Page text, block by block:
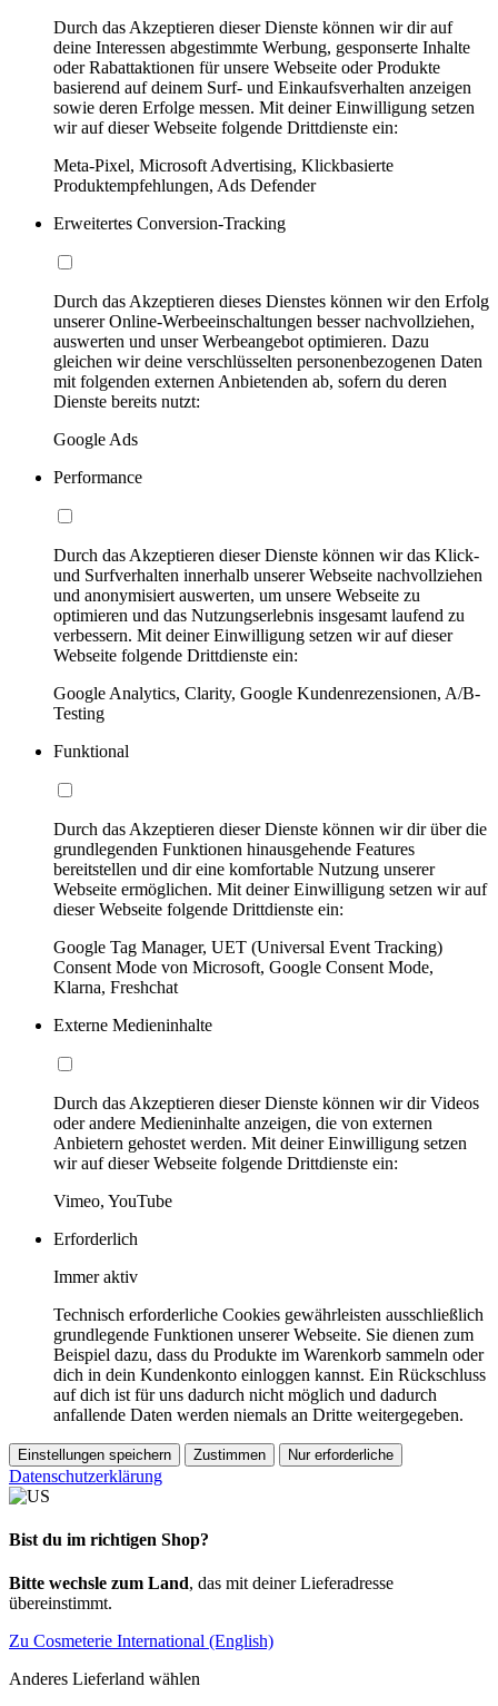
Durch das Akzeptieren dieser Dienste können wir dir auf
deine Interessen abgestimmte Werbung, gesponserte Inhalte
oder Rabattaktionen für unsere Webseite oder Produkte
basierend auf deinem Surf- und Einkaufsverhalten anzeigen
sowie deren Erfolge messen. Mit deiner Einwilligung setzen
wir auf dieser Webseite folgende Drittdienste ein:
Meta-Pixel, Microsoft Advertising, Klickbasierte
Produktempfehlungen, Ads Defender
Erweitertes Conversion-Tracking
Durch das Akzeptieren dieses Dienstes können wir den Erfolg
unserer Online-Werbeeinschaltungen besser nachvollziehen,
auswerten und unser Werbeangebot optimieren. Dazu
gleichen wir deine verschlüsselten personenbezogenen Daten
mit folgenden externen Anbietenden ab, sofern du deren
Dienste bereits nutzt:
Google Ads
Performance
Durch das Akzeptieren dieser Dienste können wir das Klick-
und Surfverhalten innerhalb unserer Webseite nachvollziehen
und anonymisiert auswerten, um unsere Webseite zu
optimieren und das Nutzungserlebnis insgesamt laufend zu
verbessern. Mit deiner Einwilligung setzen wir auf dieser
Webseite folgende Drittdienste ein:
Google Analytics, Clarity, Google Kundenrezensionen, A/B-
Testing
Funktional
Durch das Akzeptieren dieser Dienste können wir dir über die
grundlegenden Funktionen hinausgehende Features
bereitstellen und dir eine komfortable Nutzung unserer
Webseite ermöglichen. Mit deiner Einwilligung setzen wir auf
dieser Webseite folgende Drittdienste ein:
Google Tag Manager, UET (Universal Event Tracking)
Consent Mode von Microsoft, Google Consent Mode,
Klarna, Freshchat
Externe Medieninhalte
Durch das Akzeptieren dieser Dienste können wir dir Videos
oder andere Medieninhalte anzeigen, die von externen
Anbietern gehostet werden. Mit deiner Einwilligung setzen
wir auf dieser Webseite folgende Drittdienste ein:
Vimeo, YouTube
Erforderlich
Immer aktiv
Technisch erforderliche Cookies gewährleisten ausschließlich
grundlegende Funktionen unserer Webseite. Sie dienen zum
Beispiel dazu, dass du Produkte im Warenkorb sammeln oder
dich in dein Kundenkonto einloggen kannst. Ein Rückschluss
auf dich ist für uns dadurch nicht möglich und dadurch
anfallende Daten werden niemals an Dritte weitergegeben.
Einstellungen speichern Zustimmen Nur erforderliche
Datenschutzerklärung
Bist du im richtigen Shop?
Bitte wechsle zum Land, das mit deiner Lieferadresse
übereinstimmt.
Zu Cosmeterie International (English)
Anderes Lieferland wählen